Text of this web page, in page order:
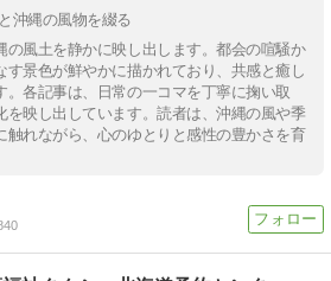
沖縄の風物を綴る
の風土を静かに映し出します。都会の喧騒か
す景色が鮮やかに描かれており、共感と癒し
。各記事は、日常の一コマを丁寧に掬い取
を映し出しています。読者は、沖縄の風や季
触れながら、心のゆとりと感性の豊かさを育